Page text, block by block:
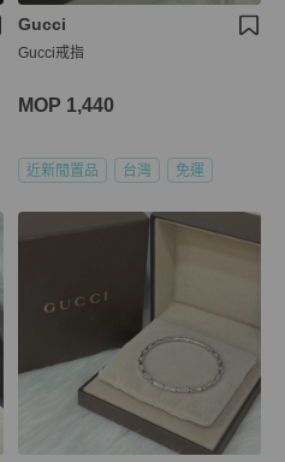
Gucci
Gucci戒指
MOP 1,440
近新閒置品 台灣 免運